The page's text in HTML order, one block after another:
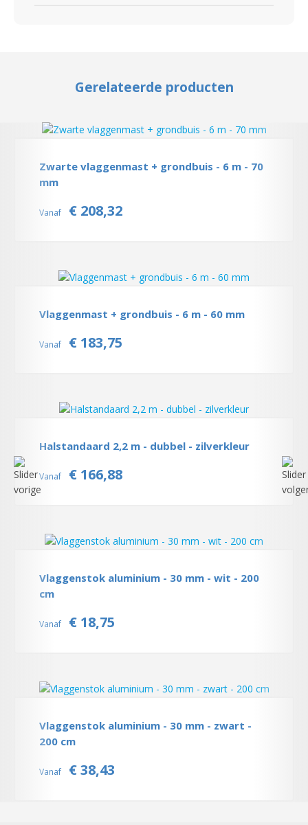
Gerelateerde producten
Zwarte vlaggenmast + grondbuis - 6 m - 70
mm
Vanaf € 208,32
Vlaggenmast + grondbuis - 6 m - 60 mm
Vanaf € 183,75
Halstandaard 2,2 m - dubbel - zilverkleur
Vanaf € 166,88
Vlaggenstok aluminium - 30 mm - wit - 200
cm
Vanaf € 18,75
Vlaggenstok aluminium - 30 mm - zwart -
200 cm
Vanaf € 38,43